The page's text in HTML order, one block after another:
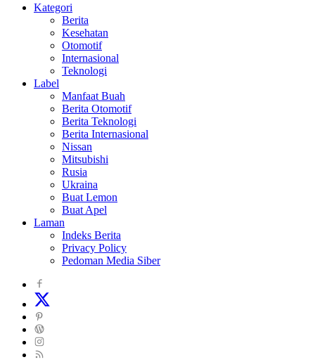
Kategori
Berita
Kesehatan
Otomotif
Internasional
Teknologi
Label
Manfaat Buah
Berita Otomotif
Berita Teknologi
Berita Internasional
Nissan
Mitsubishi
Rusia
Ukraina
Buat Lemon
Buat Apel
Laman
Indeks Berita
Privacy Policy
Pedoman Media Siber